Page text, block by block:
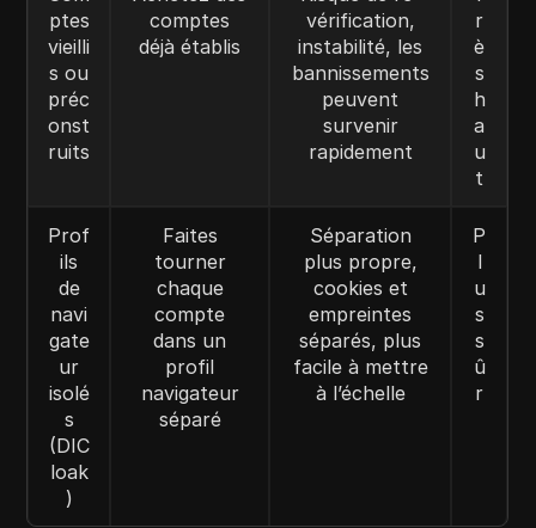
ptes
vieilli
s ou
préc
onst
ruits
comptes
déjà établis
vérification,
instabilité, les
bannissements
peuvent
survenir
rapidement
r
è
s
h
a
u
t
Prof
ils
de
navi
gate
ur
isolé
s
(DIC
loak
)
Faites
tourner
chaque
compte
dans un
profil
navigateur
séparé
Séparation
plus propre,
cookies et
empreintes
séparés, plus
facile à mettre
à l’échelle
P
l
u
s
s
û
r